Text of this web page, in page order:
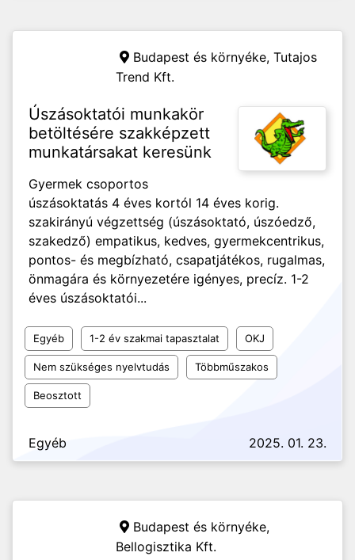
Budapest és környéke, Tutajos
Trend Kft.
Úszásoktatói munkakör
betöltésére szakképzett
munkatársakat keresünk
Gyermek csoportos
úszásoktatás 4 éves kortól 14 éves korig.
szakirányú végzettség (úszásoktató, úszóedző,
szakedző) empatikus, kedves, gyermekcentrikus,
pontos- és megbízható, csapatjátékos, rugalmas,
önmagára és környezetére igényes, precíz. 1-2
éves úszásoktatói...
Egyéb 1-2 év szakmai tapasztalat OKJ
Nem szükséges nyelvtudás Többműszakos
Beosztott
Egyéb 2025. 01. 23.
Budapest és környéke,
Bellogisztika Kft.